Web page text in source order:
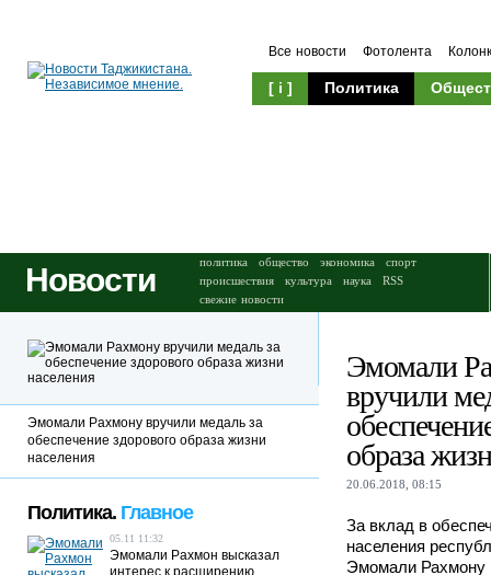
Все новости Фотолента
[ i ] Политика
Новости политика общество экономика
спорт
происшествия
культура наука
RSS
свежие новости
Эмомали
вручили
образа
20.06.2018, 08:15
За вклад в
населения
Эмомали Рахмону
Эмомали Рахмону вручили медаль за
обеспечение здорового образа жизни
населения
Политика. Главное
05.11 11:32
Эмомали Рахмон высказал
интерес к расширению